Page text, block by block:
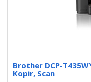
Brother DCP-
Kopir, Scan